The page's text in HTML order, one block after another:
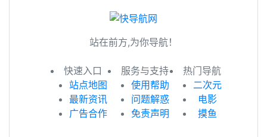
站在前方,为你导航！
快速入口
站点地图
最新资讯
广告合作
服务与支持
使用帮助
问题解惑
免责声明
热门导航
二次元
电影
摸鱼